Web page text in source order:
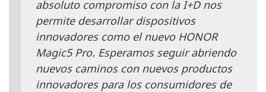
absoluto compromiso con la I+D nos
permite desarrollar dispositivos
innovadores como el nuevo HONOR
Magic5 Pro. Esperamos seguir abriendo
nuevos caminos con nuevos productos
innovadores para los consumidores de